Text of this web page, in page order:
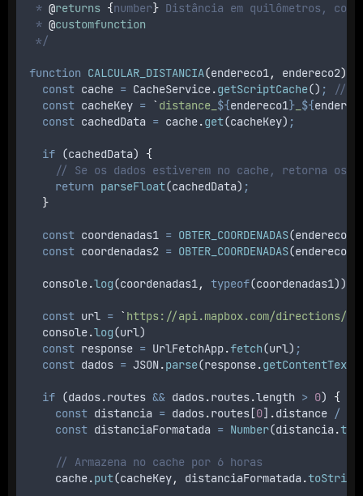
* @returns {number} Distância em quilômetros, com
* @customfunction
*/
function CALCULAR_DISTANCIA(endereco1, endereco2)
const cache = CacheService.getScriptCache() ;
//
const cacheKey = ` distance_ ${endereco1} ${
const cachedData = cache.get(cacheKey) ;
if (cachedData) {
// Se os dados estiverem no cache, retorna os
return parseFloat(cachedData) ;
}
const coordenadas1 = OBTER_COORDENADAS(endereco1
const coordenadas2 = OBTER_COORDENADAS(endereco2
console.log(coordenadas1, typeof(coordenadas1))
const url = ` https://api.mapbox.com/directions/
console.log(url)
const response = UrlFetchApp.fetch(url) ;
const dados = JSON.parse(response.getContentText
if (dados.routes && dados.routes.length > 0) {
const distancia = dados.routes [0] .distance /
const distanciaFormatada = Number(distancia.
// Armazena no cache por 6 horas
cache.put(cacheKey, distanciaFormatada.toString